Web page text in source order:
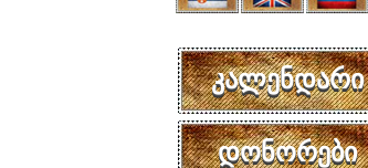
კალენდარი
დონორები